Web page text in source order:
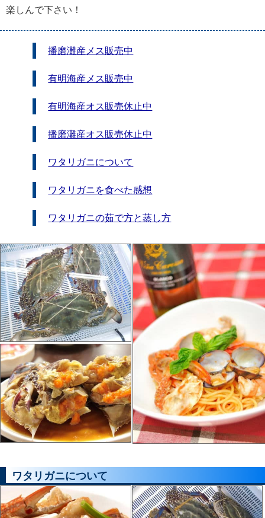
楽しんで下さい！
播磨灘産メス販売中
有明海産メス販売中
有明海産オス販売休止中
播磨灘産オス販売休止中
ワタリガニについて
ワタリガニを食べた感想
ワタリガニの茹で方と蒸し方
ワタリガニについて